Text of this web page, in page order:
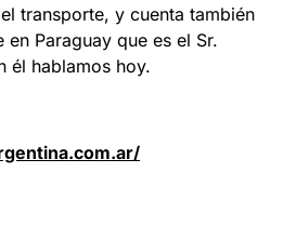
transporte, y cuenta también
en Paraguay que es el Sr.
él hablamos hoy.